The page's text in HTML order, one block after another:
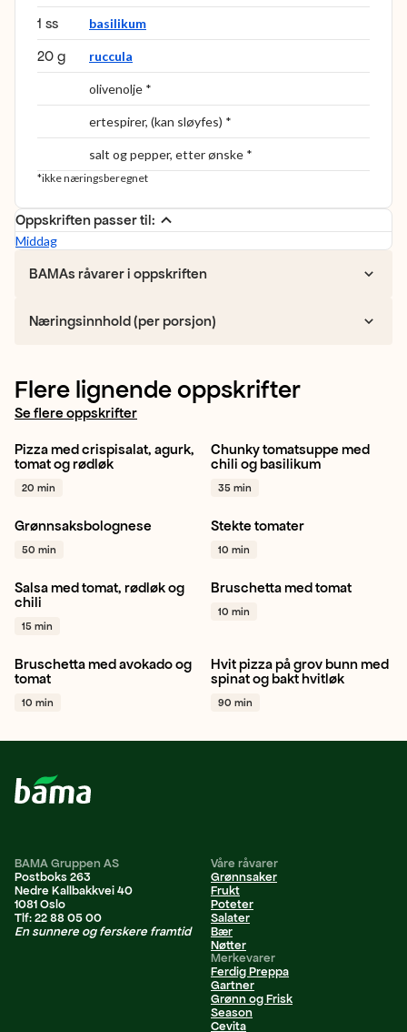
1 ss basilikum
20 g ruccula
olivenolje *
ertespirer, (kan sløyfes) *
salt og pepper, etter ønske *
*ikke næringsberegnet
Oppskriften passer til:
Middag
BAMAs råvarer i oppskriften
Næringsinnhold (per porsjon)
Flere lignende oppskrifter
Se flere oppskrifter
Rødløk
Salat
Pizza med crispisalat, agurk,
tomat og rødløk
20 min
Mini plommetomat
Chunky tomatsuppe med
chili og basilikum
35 min
Gul løk
Hvitløk
Stangselleri
Grønnsaksbolognese
50 min
Tomat
Kjapt
Vegetar / plantebasert
Stekte tomater
10 min
Tomat Chili Rødløk + 1
Salsa med tomat, rødløk og
chili
15 min
Hvitløk Tomat
Rødløk
+ 1
Bruschetta med tomat
10 min
Tomat Hvitløk
Avokado
Bruschetta med avokado og
tomat
10 min
Hvitløk
Spinat
Hvit pizza på grov bunn med
spinat og bakt hvitløk
90 min
BAMA Gruppen AS
Postboks 263
Nedre Kallbakkvei 40
1081 Oslo
Tlf: 22 88 05 00
En sunnere og ferskere framtid
Våre råvarer
Grønnsaker
Frukt
Poteter
Salater
Bær
Nøtter
Merkevarer
Ferdig Preppa
Gartner
Grønn og Frisk
Season
Cevita